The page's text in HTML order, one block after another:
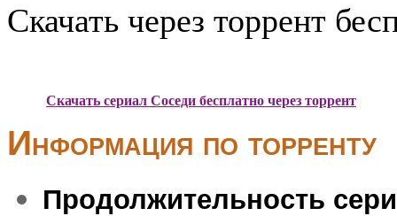
Скачать через торрент
Скачать сериал Соседи бесплатно через торрент
Информация по торренту
Продолжительность